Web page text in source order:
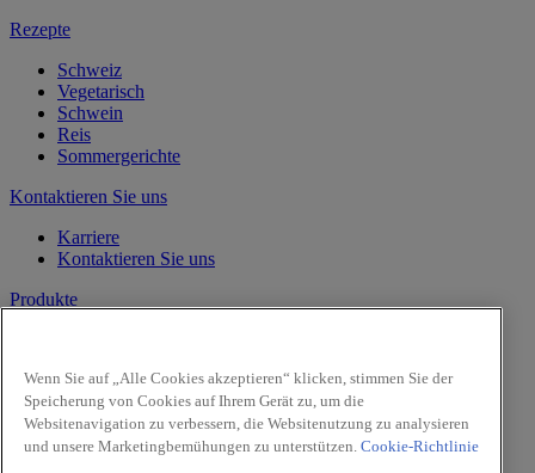
Rezepte
Schweiz
Vegetarisch
Schwein
Reis
Sommergerichte
Kontaktieren Sie uns
Karriere
Kontaktieren Sie uns
Produkte
Gewürze
Intense
Pasta & Pizza
Wenn Sie auf „Alle Cookies akzeptieren“ klicken, stimmen Sie der
Speicherung von Cookies auf Ihrem Gerät zu, um die
Websitenavigation zu verbessern, die Websitenutzung zu analysieren
und unsere Marketingbemühungen zu unterstützen. Cookie-Richtlinie